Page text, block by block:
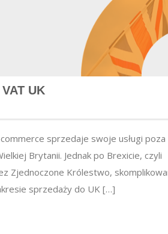
UK
sprzedaje swoje usługi poza
Brytanii. Jednak po Brexicie, czyli
Zjednoczone Królestwo,
sprzedaży do UK […]